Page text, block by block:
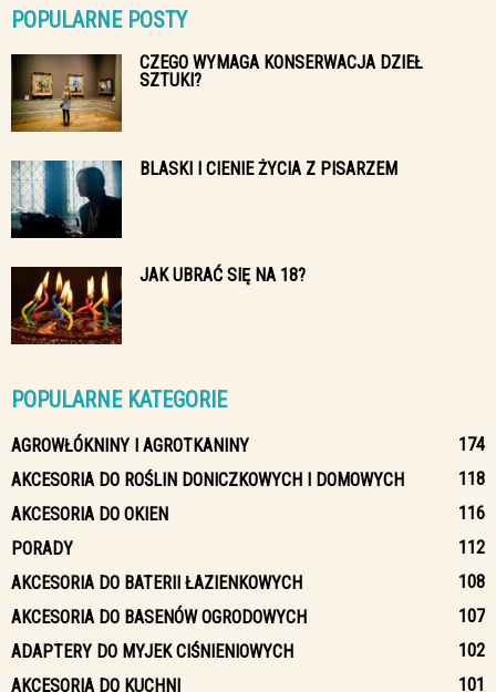
POPULARNE POSTY
CZEGO WYMAGA KONSERWACJA DZIEŁ
SZTUKI?
BLASKI I CIENIE ŻYCIA Z PISARZEM
JAK UBRAĆ SIĘ NA 18?
POPULARNE KATEGORIE
AGROWŁÓKNINY I AGROTKANINY
174
AKCESORIA DO ROŚLIN DONICZKOWYCH I DOMOWYCH
118
AKCESORIA DO OKIEN
116
PORADY
112
AKCESORIA DO BATERII ŁAZIENKOWYCH
108
AKCESORIA DO BASENÓW OGRODOWYCH
107
ADAPTERY DO MYJEK CIŚNIENIOWYCH
102
AKCESORIA DO KUCHNI
101